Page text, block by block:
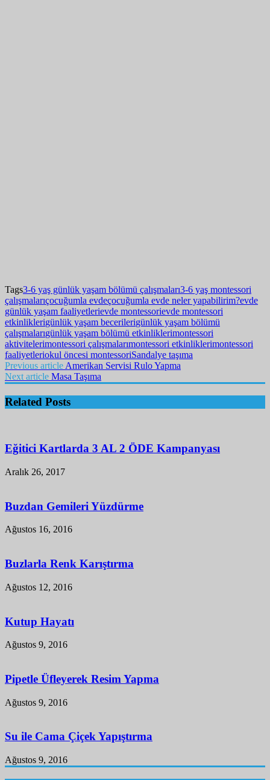
Tags3-6 yaş günlük yaşam bölümü çalışmaları3-6 yaş montessori
çalışmalarıçocuğumla evdeçocuğumla evde neler yapabilirim?evde
günlük yaşam faaliyetlerievde montessorievde montessori
etkinliklerigünlük yaşam becerilerigünlük yaşam bölümü
çalışmalarıgünlük yaşam bölümü etkinliklerimontessori
aktivitelerimontessori çalışmalarımontessori etkinliklerimontessori
faaliyetleriokul öncesi montessoriSandalye taşıma
Previous article Amerikan Servisi Rulo Yapma
Next article Masa Taşıma
Related Posts
Eğitici Kartlarda 3 AL 2 ÖDE Kampanyası
Aralık 26, 2017
Buzdan Gemileri Yüzdürme
Ağustos 16, 2016
Buzlarla Renk Karıştırma
Ağustos 12, 2016
Kutup Hayatı
Ağustos 9, 2016
Pipetle Üfleyerek Resim Yapma
Ağustos 9, 2016
Su ile Cama Çiçek Yapıştırma
Ağustos 9, 2016